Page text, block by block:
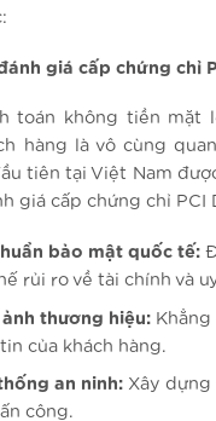
giá cấp chứng chỉ
toán không tiền mặt
hàng là vô cùng
tiên tại Việt Nam
giá cấp chứng chỉ PCI
bảo mật quốc tế:
rủi ro về tài chính và
thương hiệu:
của khách hàng.
an ninh: Xây dựng
công.